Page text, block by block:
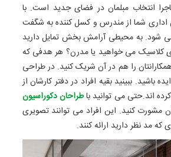
انتخاب مبلمان در فضای جدید است. با
اداری شما از مندرس و کسل کننده به شگفت
شود. به محیطی آرامش بخش تمایل دارید
کلاسیک می خواهید یا مدرن؟ هر هدفی که
را هم در آن شریک کنید. در طراحی
باشید. ببینید بقیه افراد در دفتر کارشان از
اند.حتی می توانید باطراحان دکوراسیون
مشورت کنید. این افراد می توانند تصویری
مد نظر دارید ارائه کنند.